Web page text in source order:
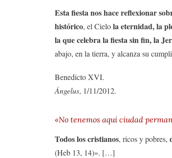
Esta fiesta nos hace reflexionar
histórico, el Cielola eternidad, la
la que celebra la fiesta sin fin, la
abajo, en la tierra, y alcanza su
Benedicto XVI.
Ángelus, 1/11/2012.
«No tenemos aquí ciudad
Todos los cristianos, ricos y pobres,
(Heb 13, 14)». […]